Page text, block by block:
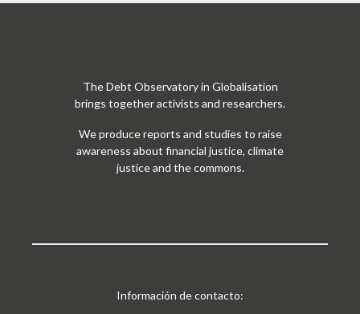
The Debt Observatory in Globalisation
brings together activists and researchers.
We produce reports and studies to raise
awareness about financial justice, climate
justice and the commons.
Información de contacto: